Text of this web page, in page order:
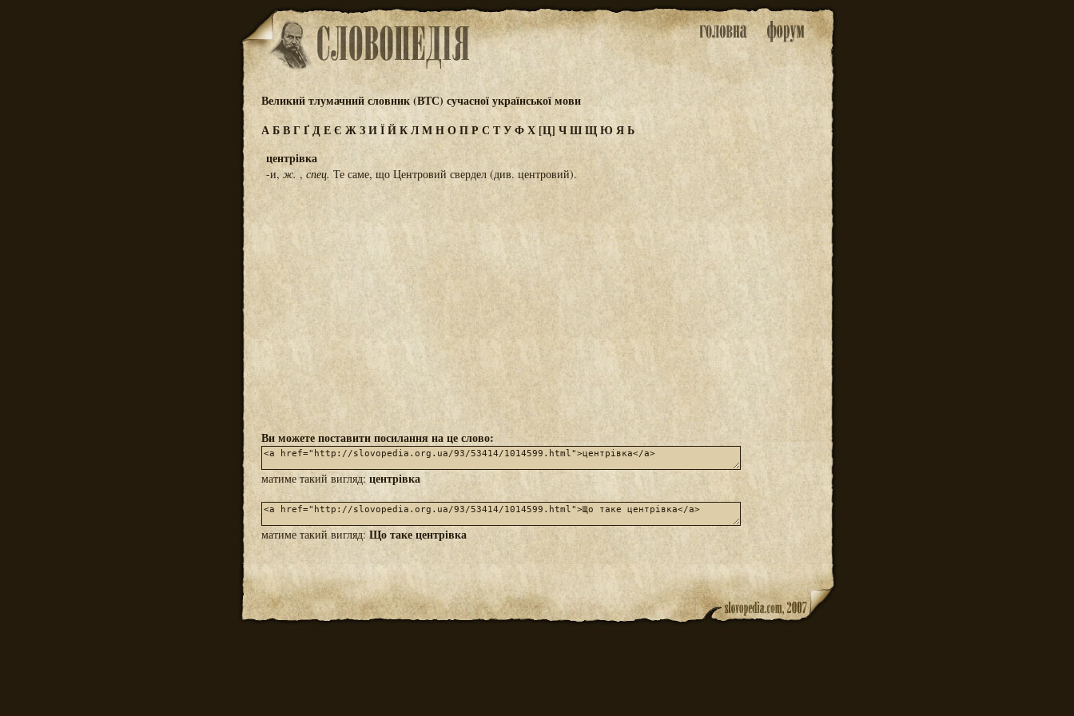
Великий тлумачний словник (ВТС) сучасної української мови
АБВГҐДЕЄ ЖЗИЇЙКЛМНОПРС ТУФХ[Ц] ЧШЩЮ ЯЬ
центрівка
-и,ж. , спец.Те саме, що Центровий свердел (див. центровий).
Ви можете поставити посилання на це слово:
матиме такий вигляд: центрівка
матиме такий вигляд:Що таке центрівка